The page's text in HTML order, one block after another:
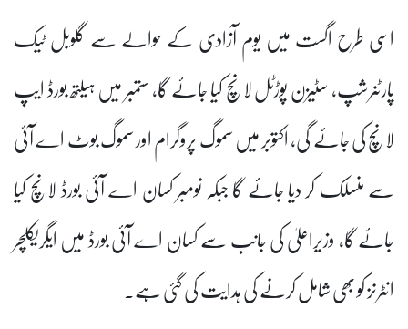
اسی طرح اگست میں یوم آزادی کے حوالے سے گلوبل ٹیک
پارٹنرشپ، سٹیزن پوڑٹل لانچ کیا جائے گا، ستمبر میں ہیلتھ بورڈ ایپ
لانچ کی جائے گی، اکتوبر میں سموگ پروگرام اور سموگ بوٹ اے آئی
سے منسلک کر دیا جائے گا جبکہ نومبر کسان اے آئی بورڈ لانچ کیا
جائے گا، وزیراعلیٰ کی جانب سے کسان اے آئی بورڈ میں ایگریکلچر
انٹرنز کو بھی شامل کرنے کی ہدایت کی گئی ہے۔